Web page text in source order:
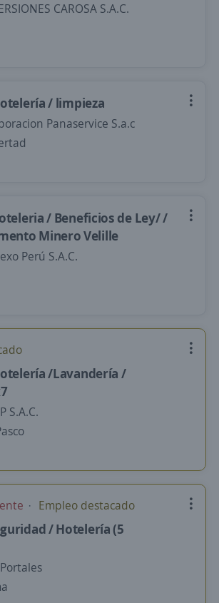
CAROSA S.A.C.
/ limpieza
Panaservice S.a.c
/ Beneficios de Ley/ /
Minero Velille
Perú S.A.C.
/Lavandería /
S.A.C.
Empleo destacado
/ Hotelería (5